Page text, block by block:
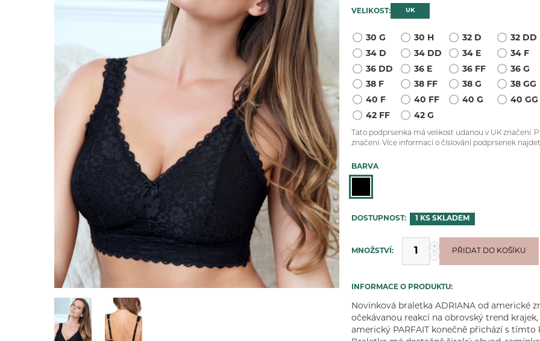
Doplňky k dámskému prádlu
VELIKOST: UK
30 G 30 H 32 D
32 DD
34 D
34 DD 34 E
34 F
36 DD
36 E 36 FF
36 G
38 F
38 FF 38 G
38 GG
40 F
40 FF 40 G
40 GG
42 FF
42 G
Tato podprsenka má velikost udanou v UK značení.
značení. Více informací o číslování podprsenek
BARVA
DOSTUPNOST: 1 KS SKLADEM
MNOŽSTVÍ:
+
-
PŘIDÁNO PŘIDAT DO KOŠÍKU
INFORMACE O PRODUKTU:
Novinková braletka ADRIANA od americké
očekávanou reakcí na obrovský trend
americký PARFAIT konečně přichází s